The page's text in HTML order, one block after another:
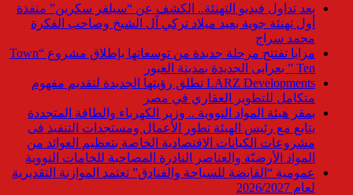
بعد تداول فيديو التهنئة.. الكشف عن “سيلفر سكرين” منفذة
أول تهنئة جوية بعيد ميلاد تركي آل الشيخ وصاحب الفكرة
محمد سراج
مزايا تفتتح مرحلة جديدة من توسعاتها بإطلاق مشروع “Town
Ten ” بعرابى الجديدة بمدينة العبور
LARZ Developments تطلق رؤيتها الجديدة لتقديم مفهوم
متكامل للتطوير العقاري في مصر
بمقر هيئة المواد النووية .. وزير الكهرباء والطاقة المتجددة
يتابع مع رئيس الهيئة تطور الأعمال ومستجدات التنفيذ فى
مشروعات الكيانات الاقتصادية الخاصة بتعظيم العوائد من
المواد الأرضيّة والعناصر النادرة المصاحبة للخامات النووية
عمومية “القابضة للسياحة والفنادق” تعتمد الموازنة التقديرية
لعام 2026/2027